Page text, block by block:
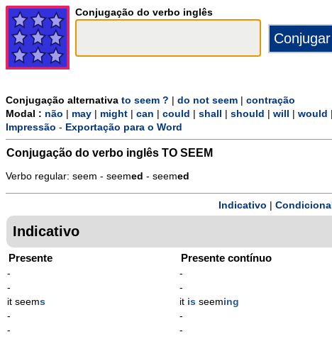
Conjugação do verbo inglês
Conjugação alternativa to seem ? do not seem
contração
Modal : não may might can could shall should will would
Impressão - Exportação para o Word
Conjugação do verbo inglês TO SEEM
Verbo regular: seem - seemed - seemed
Indicativo Condicional
Indicativo
Presente
-
-
it seems
-
-
Presente contínuo
-
-
it is seeming
-
-